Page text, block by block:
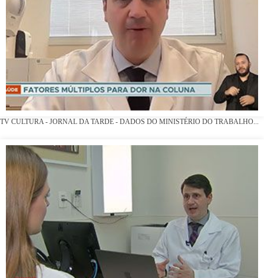
TV CULTURA - JORNAL DA TARDE - DADOS DO MINISTÉRIO DO TRABALHO...